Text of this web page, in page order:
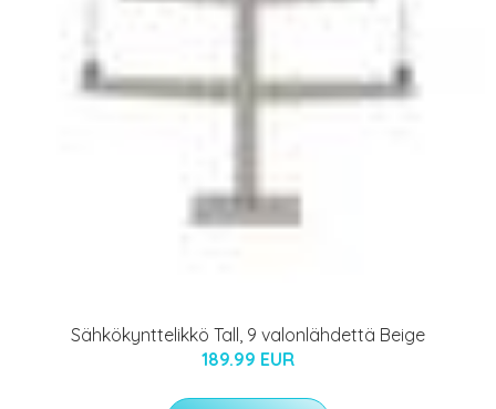
Sähkökynttelikkö Tall, 9 valonlähdettä Beige
189.99 EUR